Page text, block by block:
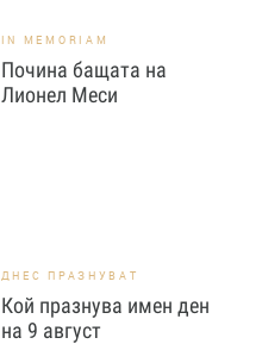
IN MEMORIAM
Почина бащата на
Лионел Меси
ДНЕС ПРАЗНУВАТ
Кой празнува имен ден
на 9 август